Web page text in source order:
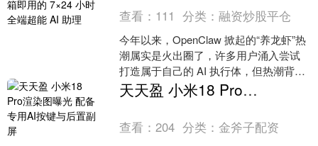
查看： 111 分类：融资炒股平仓
今年以来，OpenClaw 掀起的“养龙虾”热
潮属实是火出圈了，许多用户涌入尝试
打造属于自己的 AI 执行体，但热潮背
后，痛点也随之暴露：复杂的环境部
署、繁琐的....
天天盈 小米18 Pro渲染图曝光 配备专用AI按键与后置副屏
查看：204 分类：金斧子配资